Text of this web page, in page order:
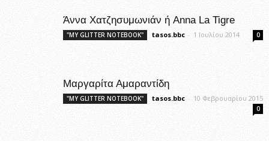
Άννα Χατζησυμωνιάν ή Anna La Tigre
"MY GLITTER NOTEBOOK" tasos.bbc - 1 Ιουλίου 2014 0
Μαργαρίτα Αμαραντίδη
"MY GLITTER NOTEBOOK" tasos.bbc - 10 Φεβρουαρίου 2015
0